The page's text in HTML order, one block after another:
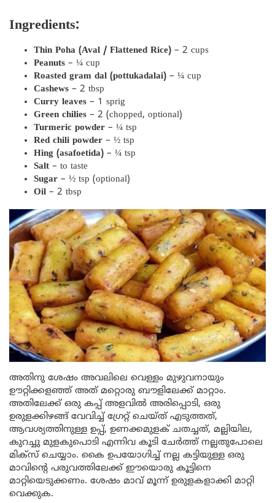
Ingredients:
Thin Poha (Aval / Flattened Rice) – 2 cups
Peanuts – ¼ cup
Roasted gram dal (pottukadalai) – ¼ cup
Cashews – 2 tbsp
Curry leaves – 1 sprig
Green chilies – 2 (chopped, optional)
Turmeric powder – ¼ tsp
Red chili powder – ½ tsp
Hing (asafoetida) – ¼ tsp
Salt – to taste
Sugar – ½ tsp (optional)
Oil – 2 tbsp
അതിനു ശേഷം അവലിലെ വെള്ളം മുഴുവനായും
ഊറ്റിക്കളഞ്ഞ് അത് മറ്റൊരു ബൗളിലേക്ക് മാറ്റാം.
അതിലേക്ക് ഒരു കപ്പ് അളവിൽ അരിപ്പൊടി, ഒരു
ഉരുളക്കിഴങ്ങ് വേവിച്ച് ഗ്രേറ്റ് ചെയ്ത് എടുത്തത്,
ആവശ്യത്തിനുള്ള ഉപ്പ്, ഉണക്കമുളക് ചതച്ചത്, മല്ലിയില,
കുറച്ചു മുളകുപൊടി എന്നിവ കൂടി ചേർത്ത് നല്ലതുപോലെ
മിക്സ് ചെയ്യാം. കൈ ഉപയോഗിച്ച് നല്ല കട്ടിയുള്ള ഒരു
മാവിന്റെ പരുവത്തിലേക്ക് ഈയൊരു കൂട്ടിനെ
മാറ്റിയെടുക്കണം. ശേഷം മാവ് മൂന്ന് ഉരുളകളാക്കി മാറ്റി
വെക്കുക.